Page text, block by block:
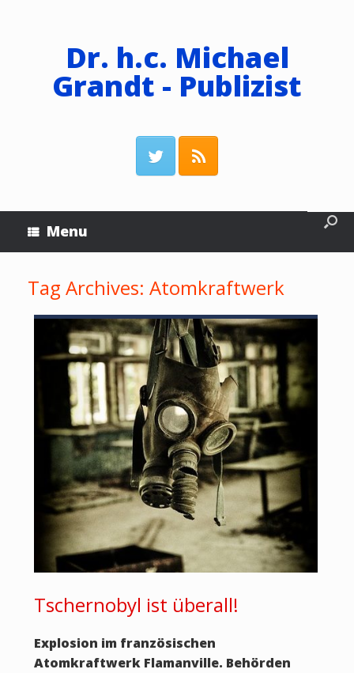
Dr. h.c. Michael
Grandt - Publizist
Menu
Tag Archives: Atomkraftwerk
Tschernobyl ist überall!
Explosion im französischen
Atomkraftwerk Flamanville. Behörden